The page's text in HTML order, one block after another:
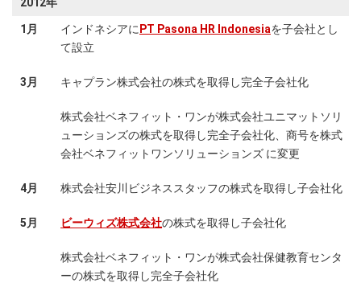
1月 インドネシアに PT Pasona HR Indonesiaを子会社とし
て設立
3月 キャプラン株式会社の株式を取得し完全子会社化
株式会社ベネフィット・ワンが株式会社ユニマットソリ
ューションズの株式を取得し完全子会社化、商号を株式
会社ベネフィットワンソリューションズ に変更
4月 株式会社安川ビジネススタッフの株式を取得し子会社化
5月 ビーウィズ株式会社の株式を取得し子会社化
株式会社ベネフィット・ワンが株式会社保健教育センタ
ーの株式を取得し完全子会社化